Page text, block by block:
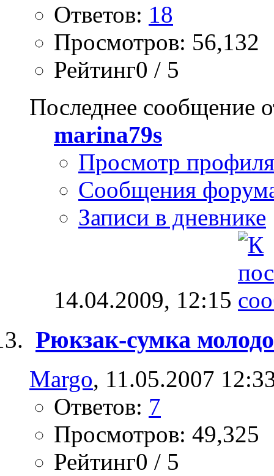
Ответов: 18
Просмотров: 56,132
Рейтинг0 / 5
Последнее сообщение
marina79s
Просмотр профиля
Сообщения
Записи в дневнике
14.04.2009, 12:15
Рюкзак-сумка
Margo, 11.05.2007
Ответов: 7
Просмотров: 49,325
Рейтинг0 / 5